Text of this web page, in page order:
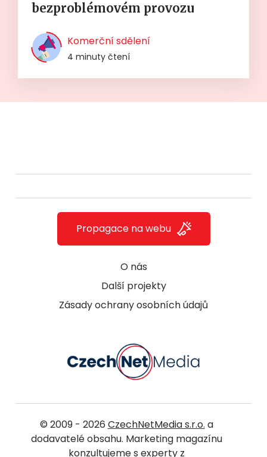
bezproblémovém provozu
Komerční sdělení
4 minuty čtení
O nás
Další projekty
Zásady ochrany osobních údajů
Propagace na webu
© 2009 - 2026 CzechNetMedia s.r.o. a
dodavatelé obsahu. Marketing magazínu
konzultujeme s experty z